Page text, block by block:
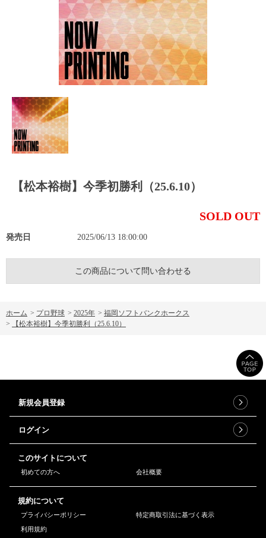
【松本裕樹】今季初勝利（25.6.10）
SOLD OUT
発売日 2025/06/13 18:00:00
この商品について問い合わせる
ホーム > プロ野球 > 2025年 > 福岡ソフトバンクホークス
>
【松本裕樹】今季初勝利（25.6.10）
新規会員登録
ログイン
このサイトについて
初めての方へ 会社概要
規約について
プライバシーポリシー
特定商取引法に基づく表示
利用規約